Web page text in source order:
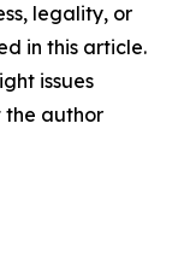
legality, or
in this article.
issues
the author